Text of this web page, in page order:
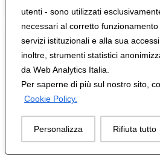
utenti - sono utilizzati
necessari al corretto
servizi istituzionali e alla sua
inoltre, strumenti statistici
da Web Analytics Italia.
Per saperne di più sul nostro sito,
Cookie Policy.
Personalizza Rifiuta tutto
Avviso alle Famiglie
libro per le alunne e gli
Comune di Aci Bonaccorsi